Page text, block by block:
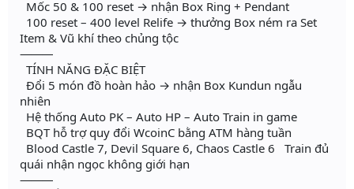
Mốc 50 & 100 reset → nhận Box Ring + Pendant
100 reset – 400 level Relife → thưởng Box ném ra Set
Item & Vũ khí theo chủng tộc
⸻
TÍNH NĂNG ĐẶC BIỆT
Đổi 5 món đồ hoàn hảo → nhận Box Kundun ngẫu
nhiên
Hệ thống Auto PK – Auto HP – Auto Train in game
BQT hỗ trợ quy đổi WcoinC bằng ATM hàng tuần
Blood Castle 7, Devil Square 6, Chaos Castle 6 Train đủ
quái nhận ngọc không giới hạn
⸻